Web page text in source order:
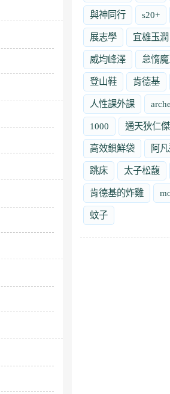
與神同行 s20+
展志學 宜雄玉潤
威均峰澤 怠惰
登山鞋 肯德基
人性課外課
1000 通天狄仁傑
高效鎖鮮袋 阿
跳床 太子松馥
肯德基的炸雞
蚊子